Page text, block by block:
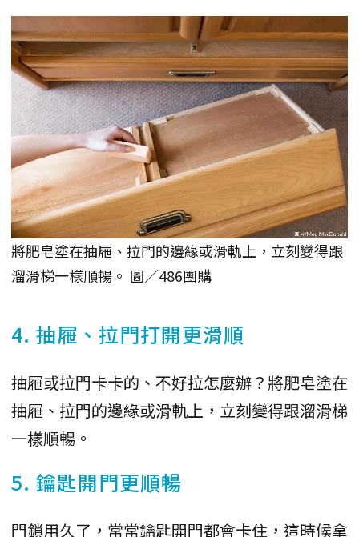
將肥皂塗在抽屜、拉門的邊緣或滑軌上，立刻變得跟
溜滑梯一樣順暢。 圖／486團購
4. 抽屜、拉門打開更滑順
抽屜或拉門卡卡的、不好拉怎麼辦？將肥皂塗在
抽屜、拉門的邊緣或滑軌上，立刻變得跟溜滑梯
一樣順暢。
5. 鑰匙開門更順暢
門鎖用久了，常常鑰匙開門都會卡住，這時候拿